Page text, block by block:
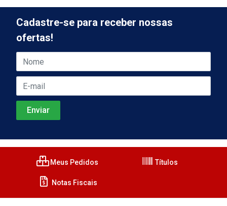
Cadastre-se para receber nossas
ofertas!
Meus Pedidos Títulos
Notas Fiscais